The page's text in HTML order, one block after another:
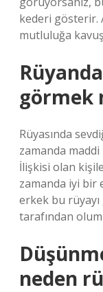
kederi gösterir.
mutluluğa
görmek
Rüyasında
zamanda
İlişkisi olan
zamanda iyi bir
erkek bu
tarafından
neden